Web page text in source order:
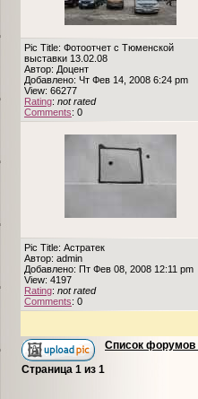
Pic Title: Фотоотчет с Тюменской
выставки 13.02.08
Автор: Доцент
Добавлено: Чт Фев 14, 2008 6:24 pm
View: 66277
Rating: not rated
Comments: 0
Pic Title: Астратек
Автор: admin
Добавлено: Пт Фев 08, 2008 12:11 pm
View: 4197
Rating: not rated
Comments: 0
Список форумов
Страница 1 из 1